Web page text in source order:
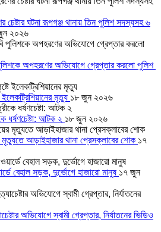
চেষ্টার ঘটনা রূপগঞ্জ থানায় তিন পুলিশ সদস্যসহ ৬
২০২৬
পুলিশকে অপহরণের অভিযোগে গ্রেপ্তার করলো পুলিশ
মৃত্যু ১৮ জুন ২০২৬
ধর্ষণচেষ্টা: আটক ২ ১৮ জুন ২০২৬
মৃত্যুতে আড়াইহাজার থানা প্রেসক্লাবের শোক ১৭
বেহাল সড়ক, দুর্ভোগে হাজারো মানুষ ১৭ জুন
অভিযোগে স্বামী গ্রেপ্তার, নির্যাতনের ভিডিও